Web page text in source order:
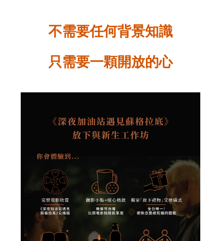
不需要任何背景知識
只需要一顆開放的心